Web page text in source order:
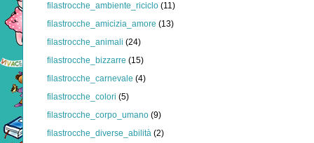
filastrocche_ambiente_riciclo (11)
filastrocche_amicizia_amore (13)
filastrocche_animali (24)
filastrocche_bizzarre (15)
filastrocche_carnevale (4)
filastrocche_colori (5)
filastrocche_corpo_umano (9)
filastrocche_diverse_abilità (2)